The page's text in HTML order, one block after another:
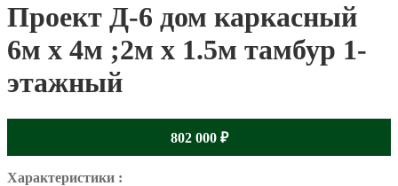
Проект Д-6 дом каркасный
6м х 4м ;2м х 1.5м тамбур 1-
этажный
802 000 ₽
Характеристики :